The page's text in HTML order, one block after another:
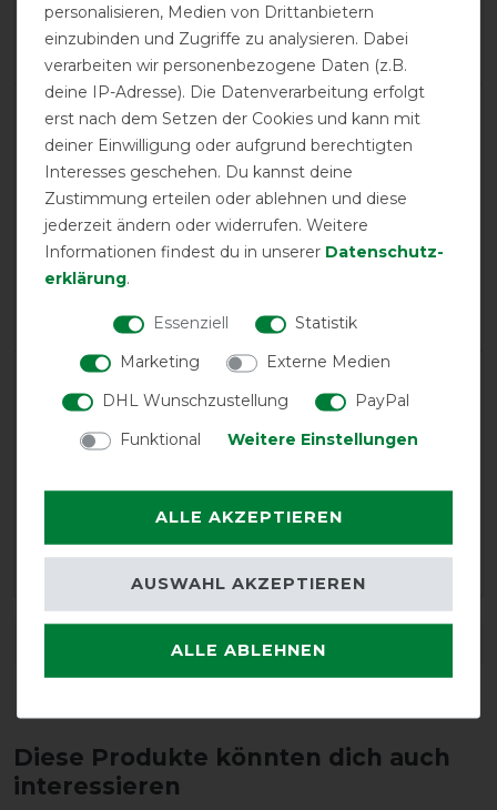
Product Rating
4.5/5
product experience
calculated from 2 customer reviews
Positive
100%
Neutral
LATEST REVIEWS
Top Qualität
Rücken
DETAILS ZUR PRODUKTSICHERHEIT
Diese Produkte könnten dich auch
interessieren
personalisieren, Medien von Drittanbietern
einzubinden und Zugriffe zu analysieren. Dabei
verarbeiten wir personenbezogene Daten (z.B.
deine IP-Adresse). Die Datenverarbeitung erfolgt
erst nach dem Setzen der Cookies und kann mit
deiner Einwilligung oder aufgrund berechtigten
Interesses geschehen. Du kannst deine
Zustimmung erteilen oder ablehnen und diese
jederzeit ändern oder widerrufen. Weitere
Informationen findest du in unserer Daten­schutz­
erklärung.
Essenziell
Statistik
Marketing
Externe Medien
DHL Wunschzustellung
PayPal
Funktional
Weitere Einstellungen
ALLE AKZEPTIEREN
ALLE ABLEHNEN
AUSWAHL AKZEPTIEREN